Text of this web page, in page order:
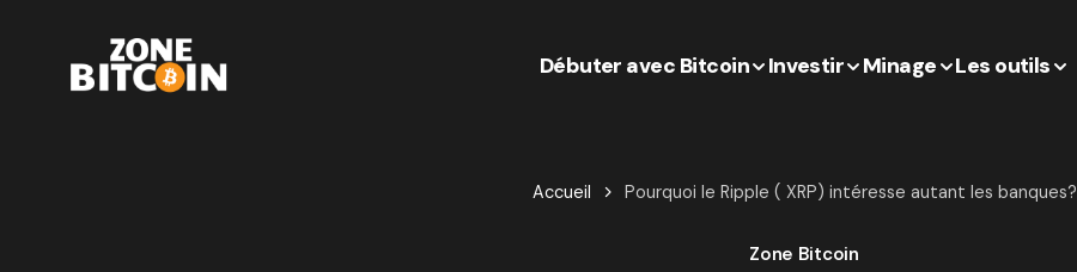
Débuter avec Bitcoin Investir Minage Les outils
Accueil Pourquoi le Ripple ( XRP) intéresse autant les banques?
Zone Bitcoin